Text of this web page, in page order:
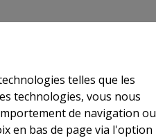
telles que les
technologies, vous nous
de navigation ou
en bas de page via l'option